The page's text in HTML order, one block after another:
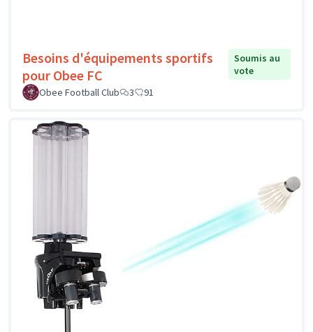
Besoins d'équipements sportifs
pour Obee FC
Soumis au
vote
Obee Football Club
3 91